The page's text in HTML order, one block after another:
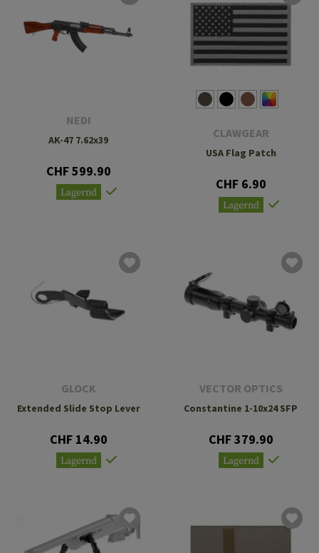
NEDI
AK-47 7.62x39
CHF 599.90
Lagernd
CLAWGEAR
USA Flag Patch
CHF 6.90
Lagernd
GLOCK
Extended Slide Stop Lever
CHF 14.90
Lagernd
VECTOR OPTICS
Constantine 1-10x24 SFP
CHF 379.90
Lagernd